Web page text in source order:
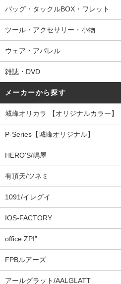
バッグ・タックルBOX・ワレット
ツール・アクセサリー・小物
ウェア・アパレル
雑誌・DVD
メーカーから探す
城峰オリカラ 【オリジナルカラー】
P-Series【城峰オリジナル】
HERO'S/嶋屋
有頂天/ツネミ
1091/イレグイ
IOS-FACTORY
office ZPI”
FPBルアーズ
アールグラット/AALGLATT